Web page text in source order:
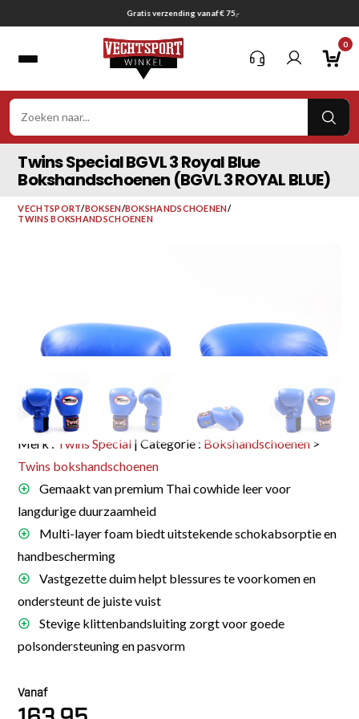
naar
Gratis verzending vanaf € 75,-
0
Twins Special BGVL 3 Royal Blue
Bokshandschoenen (BGVL 3 ROYAL BLUE)
VECHTSPORT/BOKSEN/BOKSHANDSCHOENEN/
TWINS BOKSHANDSCHOENEN
Merk : Twins Special | Categorie : Bokshandschoenen >
Twins bokshandschoenen
Gemaakt van premium Thai cowhide leer voor
langdurige duurzaamheid
Multi-layer foam biedt uitstekende schokabsorptie en
handbescherming
Vastgezette duim helpt blessures te voorkomen en
ondersteunt de juiste vuist
Stevige klittenbandsluiting zorgt voor goede
polsondersteuning en pasvorm
Vanaf